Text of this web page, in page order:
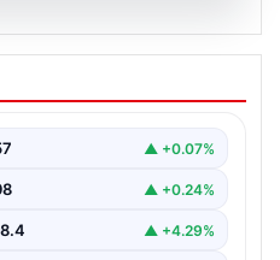
terörist Burkay
itirafı
Muğla emniyet
çalışma sonucu…
▲ +0.07%
▲ +0.24%
▲ +4.29%